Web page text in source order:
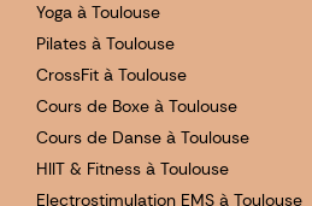
Yoga à Toulouse
Pilates à Toulouse
CrossFit à Toulouse
Cours de Boxe à Toulouse
Cours de Danse à Toulouse
HIIT & Fitness à Toulouse
Electrostimulation EMS à Toulouse